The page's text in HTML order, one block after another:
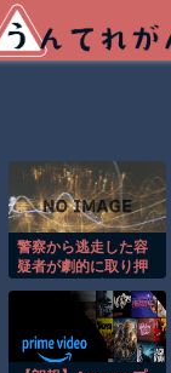
警察から逃走した容
疑者が劇的に取り押